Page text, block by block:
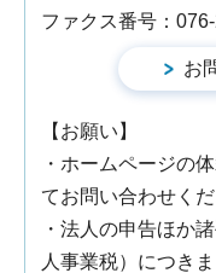
ファクス番号：
【お願い】
・ホームページの
てお問い合わせくだ
・法人の申告ほか
人事業税）につき